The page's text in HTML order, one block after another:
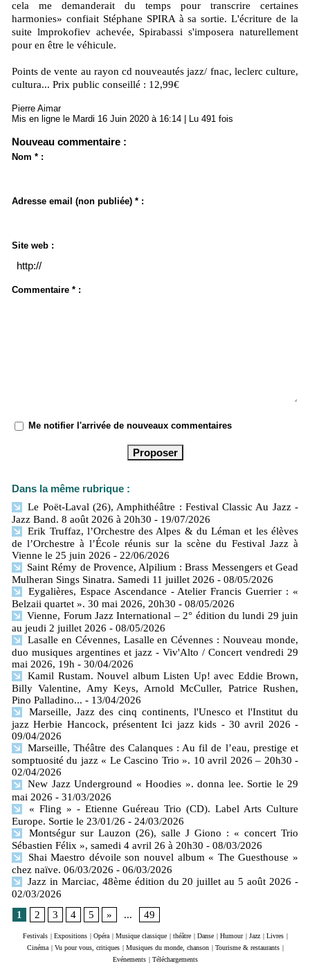
cela me demanderait du temps pour transcrire certaines
harmonies» confiait Stéphane SPIRA à sa sortie. L'écriture de la
suite lmprokofiev achevée, Spirabassi s'imposera naturellement
pour en être le véhicule.
Points de vente au rayon cd nouveautés jazz/ fnac, leclerc culture,
cultura... Prix public conseillé : 12,99€
Pierre Aimar
Mis en ligne le Mardi 16 Juin 2020 à 16:14 | Lu 491 fois
Nouveau commentaire :
Nom * :
Adresse email (non publiée) * :
Site web :
Commentaire * :
Me notifier l'arrivée de nouveaux commentaires
Dans la même rubrique :
Le Poët-Laval (26), Amphithéâtre : Festival Classic Au Jazz -
Jazz Band. 8 août 2026 à 20h30 - 19/07/2026
Erik Truffaz, l’Orchestre des Alpes & du Léman et les élèves
de l’Orchestre à l’École réunis sur la scène du Festival Jazz à
Vienne le 25 juin 2026 - 22/06/2026
Saint Rémy de Provence, Alpilium : Brass Messengers et Gead
Mulheran Sings Sinatra. Samedi 11 juillet 2026 - 08/05/2026
Eygalières, Espace Ascendance - Atelier Francis Guerrier : «
Belzaii quartet ». 30 mai 2026, 20h30 - 08/05/2026
Vienne, Forum Jazz International – 2° édition du lundi 29 juin
au jeudi 2 juillet 2026 - 08/05/2026
Lasalle en Cévennes, Lasalle en Cévennes : Nouveau monde,
duo musiques argentines et jazz - Viv'Alto / Concert vendredi 29
mai 2026, 19h - 30/04/2026
Kamil Rustam. Nouvel album Listen Up! avec Eddie Brown,
Billy Valentine, Amy Keys, Arnold McCuller, Patrice Rushen,
Pino Palladino... - 13/04/2026
Marseille, Jazz des cinq continents, l'Unesco et l'Institut du
jazz Herbie Hancock, présentent Ici jazz kids - 30 avril 2026 -
09/04/2026
Marseille, Théâtre des Calanques : Au fil de l’eau, prestige et
somptuosité du jazz « Le Cascino Trio ». 10 avril 2026 – 20h30 -
02/04/2026
New Jazz Underground « Hoodies ». donna lee. Sortie le 29
mai 2026 - 31/03/2026
« Fling » - Etienne Guéreau Trio (CD). Label Arts Culture
Europe. Sortie le 23/01/26 - 24/03/2026
Montségur sur Lauzon (26), salle J Giono : « concert Trio
Sébastien Félix », samedi 4 avril 26 à 20h30 - 08/03/2026
Shai Maestro dévoile son nouvel album « The Guesthouse »
chez naïve. 06/03/2026 - 06/03/2026
Jazz in Marciac, 48ème édition du 20 juillet au 5 août 2026 -
02/03/2026
1
2 3 4 5 » ... 49
Festivals | Expositions | Opéra | Musique classique | théâtre | Danse | Humour | Jazz | Livres |
Cinéma | Vu pour vous, critiques | Musiques du monde, chanson | Tourisme & restaurants |
Evénements | Téléchargements